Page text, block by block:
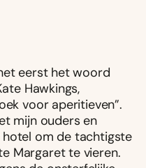
eerst het woord
Hawkings,
voor aperitieven”.
mijn ouders en
hotel om de tachtigste
Margaret te vieren.